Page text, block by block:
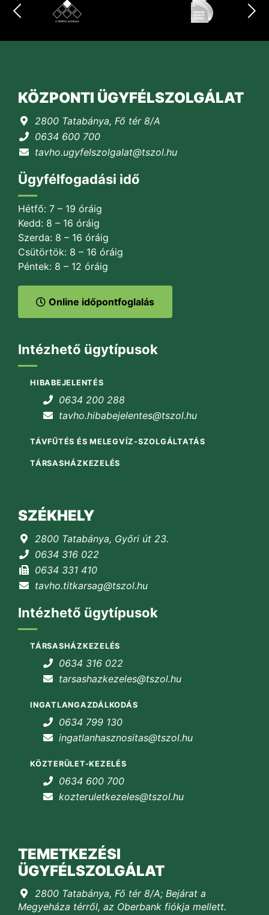
KÖZPONTI ÜGYFÉLSZOLGÁLAT
2800 Tatabánya, Fő tér 8/A
0634 600 700
tavho.ugyfelszolgalat@tszol.hu
Ügyfélfogadási idő
Hétfő: 7 – 19 óráig
Kedd: 8 – 16 óráig
Szerda: 8 – 16 óráig
Csütörtök: 8 – 16 óráig
Péntek: 8 – 12 óráig
Online időpontfoglalás
Intézhető ügytípusok
HIBABEJELENTÉS
0634 200 288
tavho.hibabejelentes@tszol.hu
TÁVFŰTÉS ÉS MELEGVÍZ-SZOLGÁLTATÁS
TÁRSASHÁZKEZELÉS
SZÉKHELY
2800 Tatabánya, Győri út 23.
0634 316 022
0634 331 410
tavho.titkarsag@tszol.hu
Intézhető ügytípusok
TÁRSASHÁZKEZELÉS
0634 316 022
tarsashazkezeles@tszol.hu
INGATLANGAZDÁLKODÁS
0634 799 130
ingatlanhasznositas@tszol.hu
KÖZTERÜLET-KEZELÉS
0634 600 700
kozteruletkezeles@tszol.hu
TEMETKEZÉSI
ÜGYFÉLSZOLGÁLAT
2800 Tatabánya, Fő tér 8/A; Bejárat a
Megyeháza térről, az Oberbank fiókja mellett.